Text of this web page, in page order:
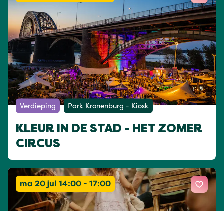
Verdieping Park Kronenburg - Kiosk
KLEUR IN DE STAD - HET ZOMER
CIRCUS
ma 20 jul 14:00 - 17:00